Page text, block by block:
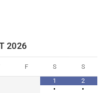
2026
F S
S
1
•
2
•